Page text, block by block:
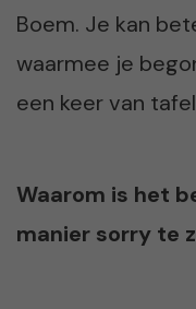
Boem. Je kan
waarmee je
een keer van
Waarom is het
manier sorry te